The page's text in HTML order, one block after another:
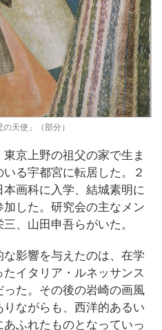
天使」（部分）
京上野の祖父の家で生ま
る宇都宮に転居した。２
画科に入学、結城素明に
した。研究会の主なメン
、山田申吾らがいた。
影響を与えたのは、在学
イタリア・ルネッサンス
た。その後の岩崎の画風
ながらも、西洋的あるい
ふれたものとなっていっ